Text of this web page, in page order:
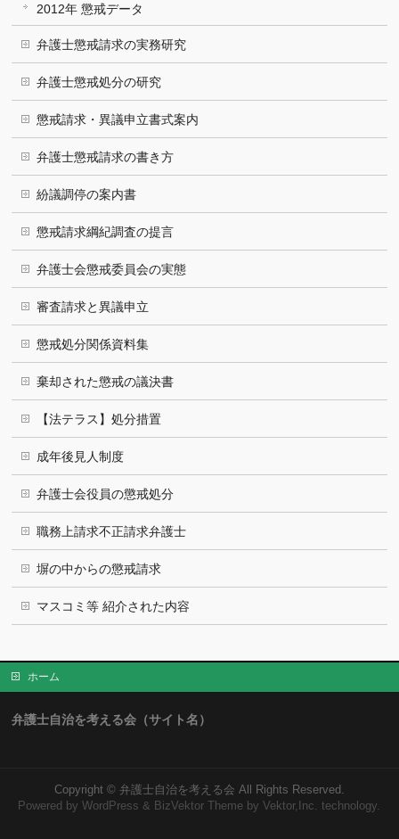
2012年 懲戒データ
弁護士懲戒請求の実務研究
弁護士懲戒処分の研究
懲戒請求・異議申立書式案内
弁護士懲戒請求の書き方
紛議調停の案内書
懲戒請求綱紀調査の提言
弁護士会懲戒委員会の実態
審査請求と異議申立
懲戒処分関係資料集
棄却された懲戒の議決書
【法テラス】処分措置
成年後見人制度
弁護士会役員の懲戒処分
職務上請求不正請求弁護士
塀の中からの懲戒請求
マスコミ等 紹介された内容
ホーム
弁護士自治を考える会（サイト名）
Copyright © 弁護士自治を考える会 All Rights Reserved.
Powered byWordPress & BizVektor Theme by Vektor,Inc. technology.